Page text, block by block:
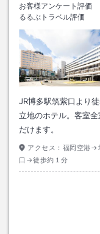
お客様アンケート評価
るるぶトラベル評価
JR博多駅筑紫口より
立地のホテル。客室
だけます。
アクセス： 福岡空港→
口→徒歩約１分